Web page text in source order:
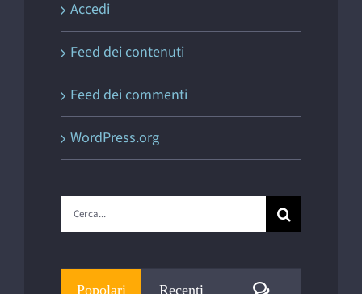
Accedi
Feed dei contenuti
Feed dei commenti
WordPress.org
Cerca
per:
Popolari Recenti Commenti